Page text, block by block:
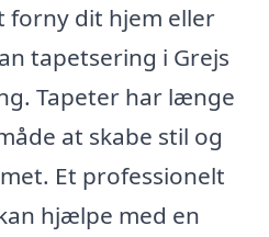
forny dit hjem eller
tapetsering i Grejs
Tapeter har længe
at skabe stil og
Et professionelt
hjælpe med en